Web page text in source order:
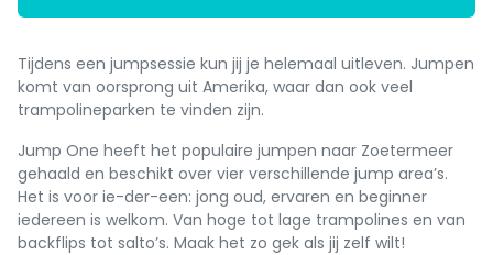
Tijdens een jumpsessie kun jij je helemaal uitleven. Jumpen
komt van oorsprong uit Amerika, waar dan ook veel
trampolineparken te vinden zijn.
Jump One heeft het populaire jumpen naar Zoetermeer
gehaald en beschikt over vier verschillende jump area’s.
Het is voor ie-der-een: jong oud, ervaren en beginner
iedereen is welkom. Van hoge tot lage trampolines en van
backflips tot salto’s. Maak het zo gek als jij zelf wilt!